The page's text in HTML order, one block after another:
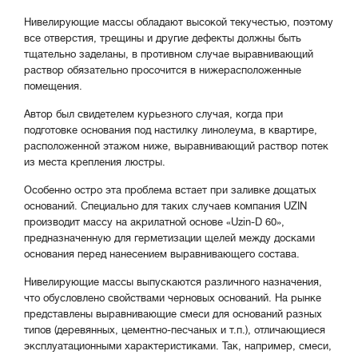
Нивелирующие массы обладают высокой текучестью, поэтому
все отверстия, трещины и другие дефекты должны быть
тщательно заделаны, в противном случае выравнивающий
раствор обязательно просочится в нижерасположенные
помещения.
Автор был свидетелем курьезного случая, когда при
подготовке основания под настилку линолеума, в квартире,
расположенной этажом ниже, выравнивающий раствор потек
из места крепления люстры.
Особенно остро эта проблема встает при заливке дощатых
оснований. Специально для таких случаев компания UZIN
производит массу на акрилатной основе «Uzin-D 60»,
предназначенную для герметизации щелей между досками
основания перед нанесением выравнивающего состава.
Нивелирующие массы выпускаются различного назначения,
что обусловлено свойствами черновых оснований. На рынке
представлены выравнивающие смеси для оснований разных
типов (деревянных, цементно-песчаных и т.п.), отличающиеся
эксплуатационными характеристиками. Так, например, смеси,